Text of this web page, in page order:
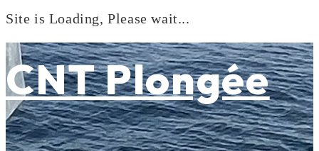
Site is Loading, Please wait...
to
content
CNT Plongée